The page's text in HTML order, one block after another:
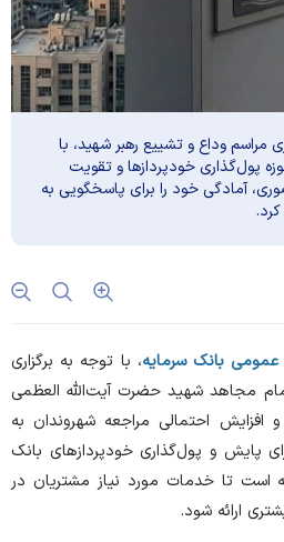
مراسم وداع و تشییع رهبر شهید، با
پول‌گذاری خودپرداز‌ها و تقویت
آمادگی خود را برای پاسخگویی به
عمومی بانک سرمایه، با توجه به برگزاری
مجاهد شهید حضرت آیت‌الله العظمی
و افزایش احتمالی مراجعه شهروندان به
پایش و پول‌گذاری خودپرداز‌های بانک
است تا خدمات مورد نیاز مشتریان در
ارائه شود.